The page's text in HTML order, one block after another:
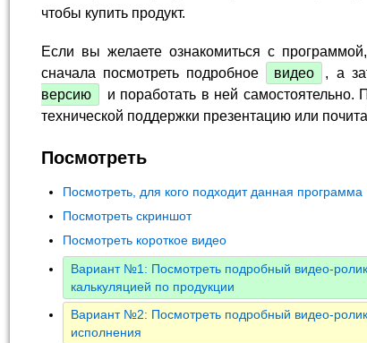
чтобы купить продукт.
Если вы желаете ознакомиться с
сначала посмотреть подробное
видео , а
версию
и поработать в ней самостоятельно.
технической поддержки презентацию или
Посмотреть
Посмотреть, для кого подходит данная программа
Посмотреть скриншот
Посмотреть короткое видео
Вариант №1: Посмотреть подробный видео-
калькуляцией по продукции
Вариант №2: Посмотреть подробный видео-
исполнения